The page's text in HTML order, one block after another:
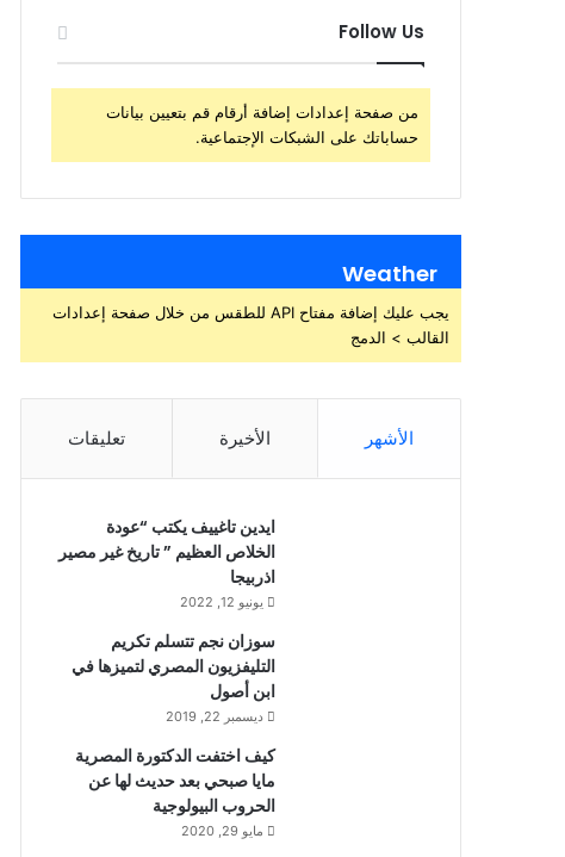
Follow Us
من صفحة إعدادات إضافة أرقام قم بتعيين بيانات
حساباتك على الشبكات الإجتماعية.
Weather
يجب عليك إضافة مفتاح API للطقس من خلال صفحة إعدادات
القالب > الدمج
الأشهر الأخيرة تعليقات
ايدين تاغييف يكتب “عودة
الخلاص العظيم ” تاريخ غير مصير
اذربيجا
يونيو 12, 2022
سوزان نجم تتسلم تكريم
التليفزيون المصري لتميزها في
ابن أصول
ديسمبر 22, 2019
كيف اختفت الدكتورة المصرية
مايا صبحي بعد حديث لها عن
الحروب البيولوجية
مايو 29, 2020